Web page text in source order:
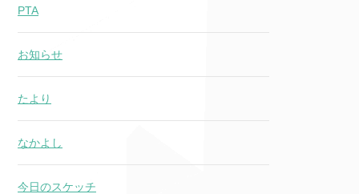
PTA
お知らせ
たより
なかよし
今日のスケッチ